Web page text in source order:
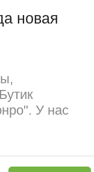
новая
У нас